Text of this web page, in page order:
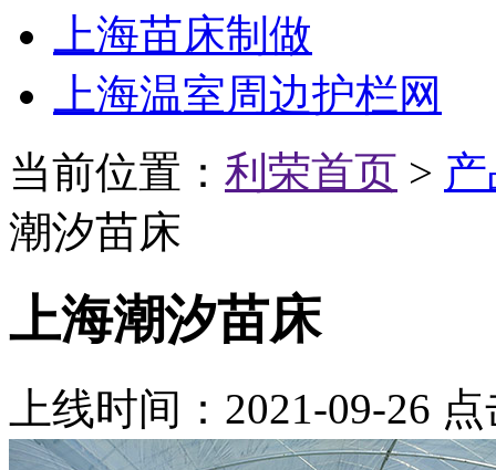
上海苗床制做
上海温室周边护栏网
当前位置： 利荣首页 >
潮汐苗床
上海潮汐苗床
上线时间：2021-09-26